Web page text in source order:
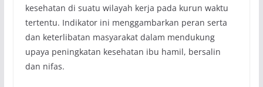
kesehatan di suatu wilayah kerja pada kurun waktu
tertentu. Indikator ini menggambarkan peran serta
dan keterlibatan masyarakat dalam mendukung
upaya peningkatan kesehatan ibu hamil, bersalin
dan nifas.